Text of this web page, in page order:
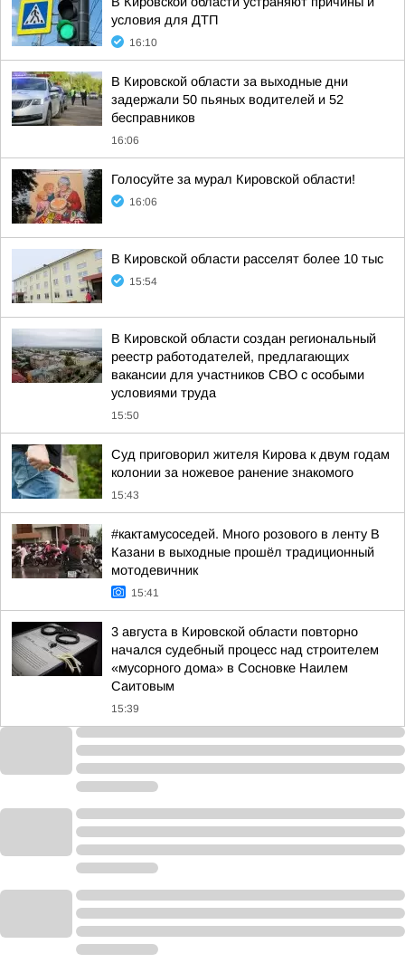
условия для ДТП
16:10
В Кировской области за выходные дни
задержали 50 пьяных водителей и 52
бесправников
16:06
Голосуйте за мурал Кировской области!
16:06
В Кировской области расселят более 10 тыс
15:54
В Кировской области создан региональный
реестр работодателей, предлагающих
вакансии для участников СВО с особыми
условиями труда
15:50
Суд приговорил жителя Кирова к двум годам
колонии за ножевое ранение знакомого
15:43
#кактамусоседей. Много розового в ленту В
Казани в выходные прошёл традиционный
мотодевичник
15:41
3 августа в Кировской области повторно
начался судебный процесс над строителем
«мусорного дома» в Сосновке Наилем
Саитовым
15:39